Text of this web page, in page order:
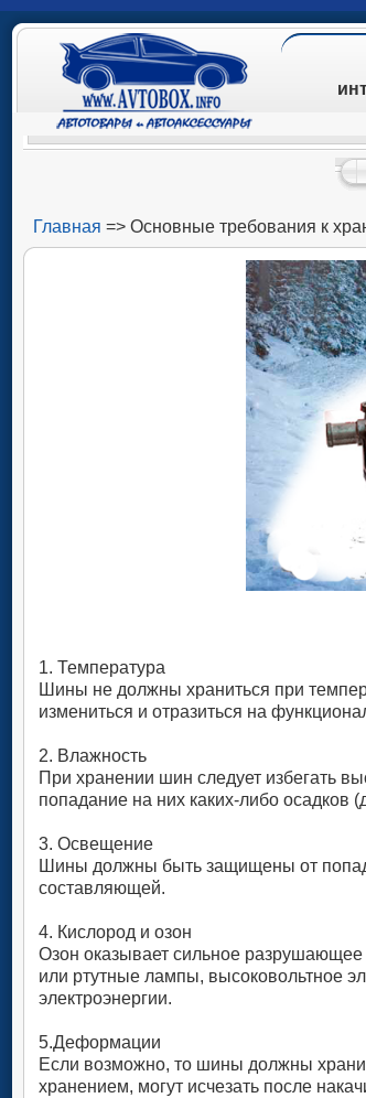
Главная => Основные требования к
1. Температура
Шины не должны храниться при
измениться и отразиться на
2. Влажность
При хранении шин следует избегать
попадание на них каких-либо осадков
3. Освещение
Шины должны быть защищены от
составляющей.
4. Кислород и озон
Озон оказывает сильное
или ртутные лампы, высоковольтное
электроэнергии.
5.Деформации
Если возможно, то шины должны
хранением, могут исчезать после